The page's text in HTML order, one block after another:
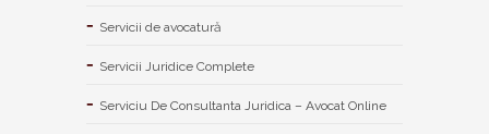
Servicii de avocatură
Servicii Juridice Complete
Serviciu De Consultanta Juridica – Avocat Online